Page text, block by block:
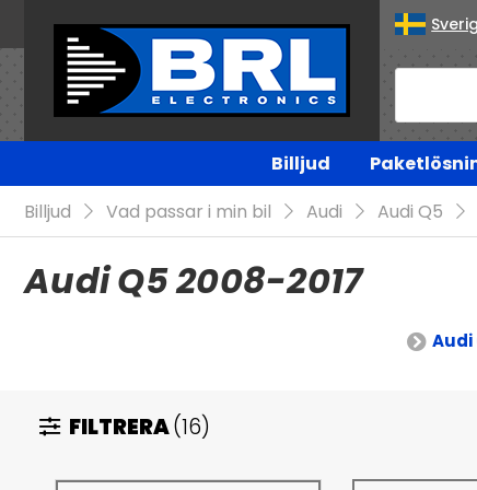
Billjud
Billjud
Vad passar i min bil Audi Audi Q5
Audi Q5 2008-2017
Audi
FILTRERA(16)